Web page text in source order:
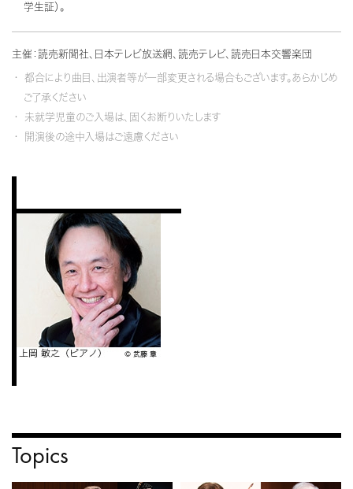
学生証）。
主催：読売新聞社、日本テレビ放送網、読売テレビ、読売日本交響楽団
都合により曲目、出演者等が一部変更される場合もございます。あらかじめ
ご了承ください
未就学児童のご入場は、固くお断りいたします
開演後の途中入場はご遠慮ください
Topics